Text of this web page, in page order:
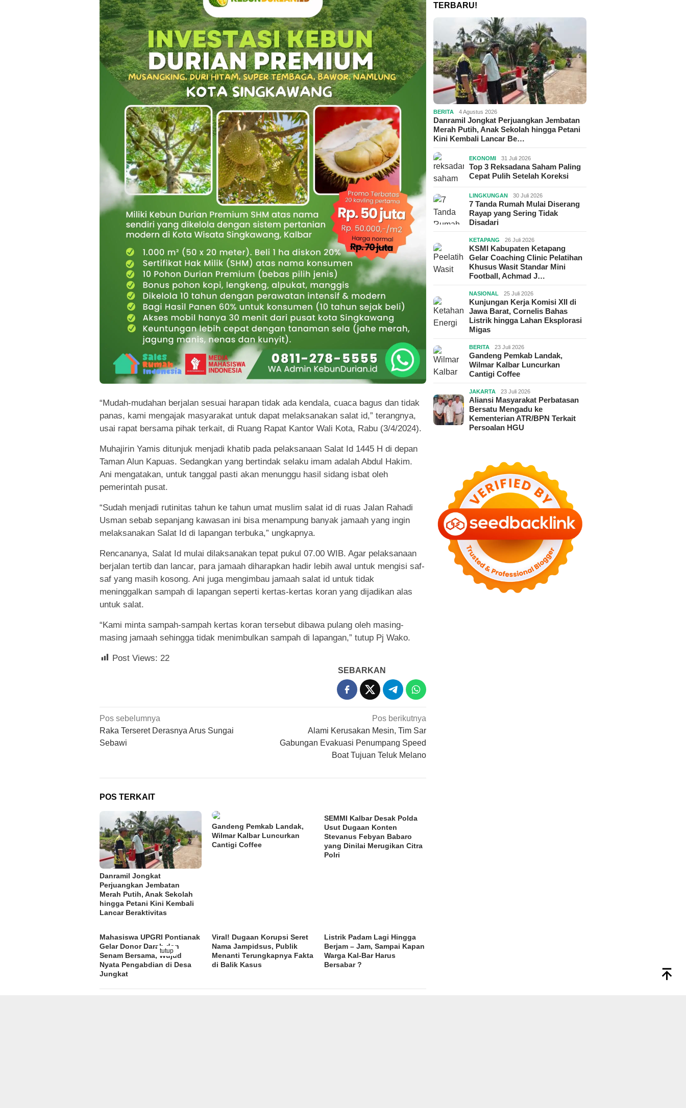
“Mudah-mudahan berjalan sesuai harapan tidak ada kendala, cuaca bagus dan tidak
panas, kami mengajak masyarakat untuk dapat melaksanakan salat id,” terangnya,
usai rapat bersama pihak terkait, di Ruang Rapat Kantor Wali Kota, Rabu (3/4/2024).
Muhajirin Yamis ditunjuk menjadi khatib pada pelaksanaan Salat Id 1445 H di depan
Taman Alun Kapuas. Sedangkan yang bertindak selaku imam adalah Abdul Hakim.
Ani mengatakan, untuk tanggal pasti akan menunggu hasil sidang isbat oleh
pemerintah pusat.
“Sudah menjadi rutinitas tahun ke tahun umat muslim salat id di ruas Jalan Rahadi
Usman sebab sepanjang kawasan ini bisa menampung banyak jamaah yang ingin
melaksanakan Salat Id di lapangan terbuka,” ungkapnya.
Rencananya, Salat Id mulai dilaksanakan tepat pukul 07.00 WIB. Agar pelaksanaan
berjalan tertib dan lancar, para jamaah diharapkan hadir lebih awal untuk mengisi saf-
saf yang masih kosong. Ani juga mengimbau jamaah salat id untuk tidak
meninggalkan sampah di lapangan seperti kertas-kertas koran yang dijadikan alas
untuk salat.
“Kami minta sampah-sampah kertas koran tersebut dibawa pulang oleh masing-
masing jamaah sehingga tidak menimbulkan sampah di lapangan,” tutup Pj Wako.
Post Views: 22
SEBARKAN
Navigasi
pos
Pos sebelumnya
Raka Terseret Derasnya Arus Sungai
Sebawi
Pos berikutnya
Alami Kerusakan Mesin, Tim Sar
Gabungan Evakuasi Penumpang Speed
Boat Tujuan Teluk Melano
POS TERKAIT
Danramil Jongkat
Perjuangkan Jembatan
Merah Putih, Anak Sekolah
hingga Petani Kini Kembali
Lancar Beraktivitas
Gandeng Pemkab Landak,
Wilmar Kalbar Luncurkan
Cantigi Coffee
SEMMI Kalbar Desak Polda
Usut Dugaan Konten
Stevanus Febyan Babaro
yang Dinilai Merugikan Citra
Polri
Mahasiswa UPGRI Pontianak
Gelar Donor Darah dan
Senam Bersama, Wujud
Nyata Pengabdian di Desa
Jungkat
Viral! Dugaan Korupsi Seret
Nama Jampidsus, Publik
Menanti Terungkapnya Fakta
di Balik Kasus
Listrik Padam Lagi Hingga
Berjam – Jam, Sampai Kapan
Warga Kal-Bar Harus
Bersabar ?
TERBARU!
BERITA 4 Agustus 2026
Danramil Jongkat Perjuangkan Jembatan
Merah Putih, Anak Sekolah hingga Petani
Kini Kembali Lancar Be…
EKONOMI 31 Juli 2026
Top 3 Reksadana Saham Paling
Cepat Pulih Setelah Koreksi
LINGKUNGAN 30 Juli 2026
7 Tanda Rumah Mulai Diserang
Rayap yang Sering Tidak
Disadari
KETAPANG 26 Juli 2026
KSMI Kabupaten Ketapang
Gelar Coaching Clinic Pelatihan
Khusus Wasit Standar Mini
Football, Achmad J…
NASIONAL 25 Juli 2026
Kunjungan Kerja Komisi XII di
Jawa Barat, Cornelis Bahas
Listrik hingga Lahan Eksplorasi
Migas
BERITA 23 Juli 2026
Gandeng Pemkab Landak,
Wilmar Kalbar Luncurkan
Cantigi Coffee
JAKARTA 23 Juli 2026
Aliansi Masyarakat Perbatasan
Bersatu Mengadu ke
Kementerian ATR/BPN Terkait
Persoalan HGU
tutup